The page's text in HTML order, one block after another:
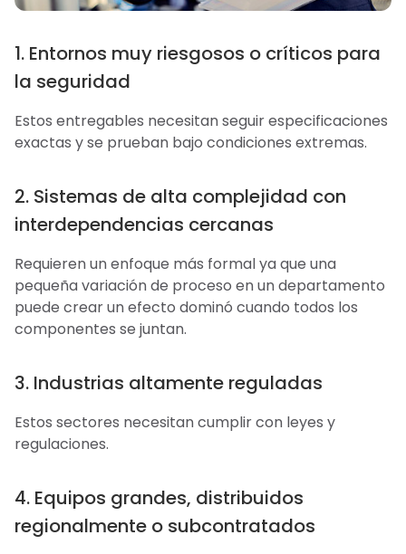
1. Entornos muy riesgosos o críticos para
la seguridad
Estos entregables necesitan seguir especificaciones
exactas y se prueban bajo condiciones extremas.
2. Sistemas de alta complejidad con
interdependencias cercanas
Requieren un enfoque más formal ya que una
pequeña variación de proceso en un departamento
puede crear un efecto dominó cuando todos los
componentes se juntan.
3. Industrias altamente reguladas
Estos sectores necesitan cumplir con leyes y
regulaciones.
4. Equipos grandes, distribuidos
regionalmente o subcontratados